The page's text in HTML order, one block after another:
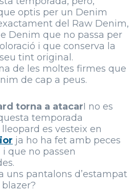
optis per un Denim
del Raw Denim,
Denim que no passa per
i que conserva la
tint original.
de les moltes firmes que
de cap a peus.
torna a atacarI no es
temporada
lleopard es vesteix en
ja ho ha fet amb peces
que no passen
uns pantalons d’estampat
blazer?